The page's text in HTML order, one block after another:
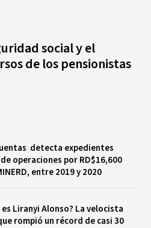
social y el
de los pensionistas
detecta expedientes
operaciones por RD$16,600
entre 2019 y 2020
es Liranyi Alonso? La velocista
rompió un récord de casi 30